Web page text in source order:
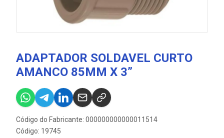
ADAPTADOR SOLDAVEL CURTO
AMANCO 85MM X 3”
Código do Fabricante: 000000000000011514
Código: 19745